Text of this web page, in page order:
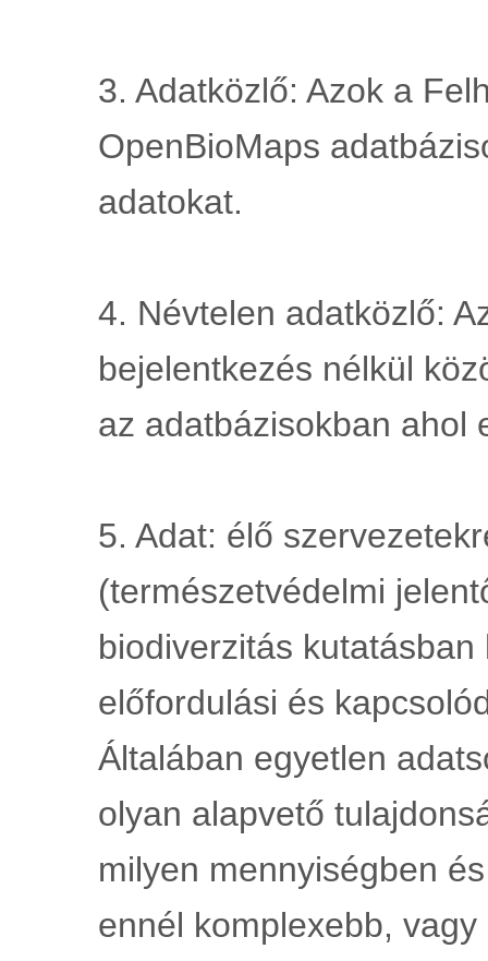
3. Adatközlő: Azok a
OpenBioMaps
adatokat.
4. Névtelen adatközlő:
bejelentkezés nélkül
az adatbázisokban ahol
5. Adat: élő
(természetvédelmi
biodiverzitás kutatásban
előfordulási és
Általában egyetlen
olyan alapvető
milyen mennyiségben
ennél komplexebb,